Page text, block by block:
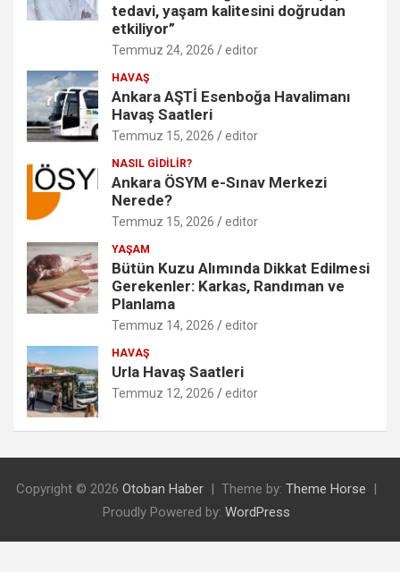
tedavi, yaşam kalitesini doğrudan
etkiliyor”
Temmuz 24, 2026 editor
HAVAŞ
Ankara AŞTİ Esenboğa Havalimanı
Havaş Saatleri
Temmuz 15, 2026 editor
NASIL GİDİLİR?
Ankara ÖSYM e-Sınav Merkezi
Nerede?
Temmuz 15, 2026 editor
YAŞAM
Bütün Kuzu Alımında Dikkat Edilmesi
Gerekenler: Karkas, Randıman ve
Planlama
Temmuz 14, 2026 editor
HAVAŞ
Urla Havaş Saatleri
Temmuz 12, 2026 editor
Copyright © 2026 Otoban Haber Theme by: Theme Horse
Proudly Powered by: WordPress